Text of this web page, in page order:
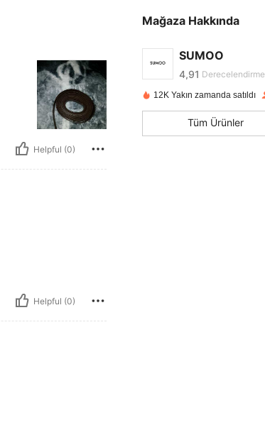
Helpful (0)
Helpful (0)
Mağaza Hakkında
SUMOO
4,91
4,91 Derecelendirme
4,91
4,91
4,91
12K Yakın zamanda satıldı
Tüm Ürünler